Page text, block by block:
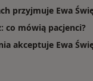
przyjmuje Ewa
co mówią pacjenci?
akceptuje Ewa